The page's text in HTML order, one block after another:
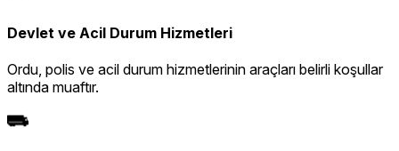
Devlet ve Acil Durum Hizmetleri
Ordu, polis ve acil durum hizmetlerinin araçları belirli koşullar
altında muaftır.